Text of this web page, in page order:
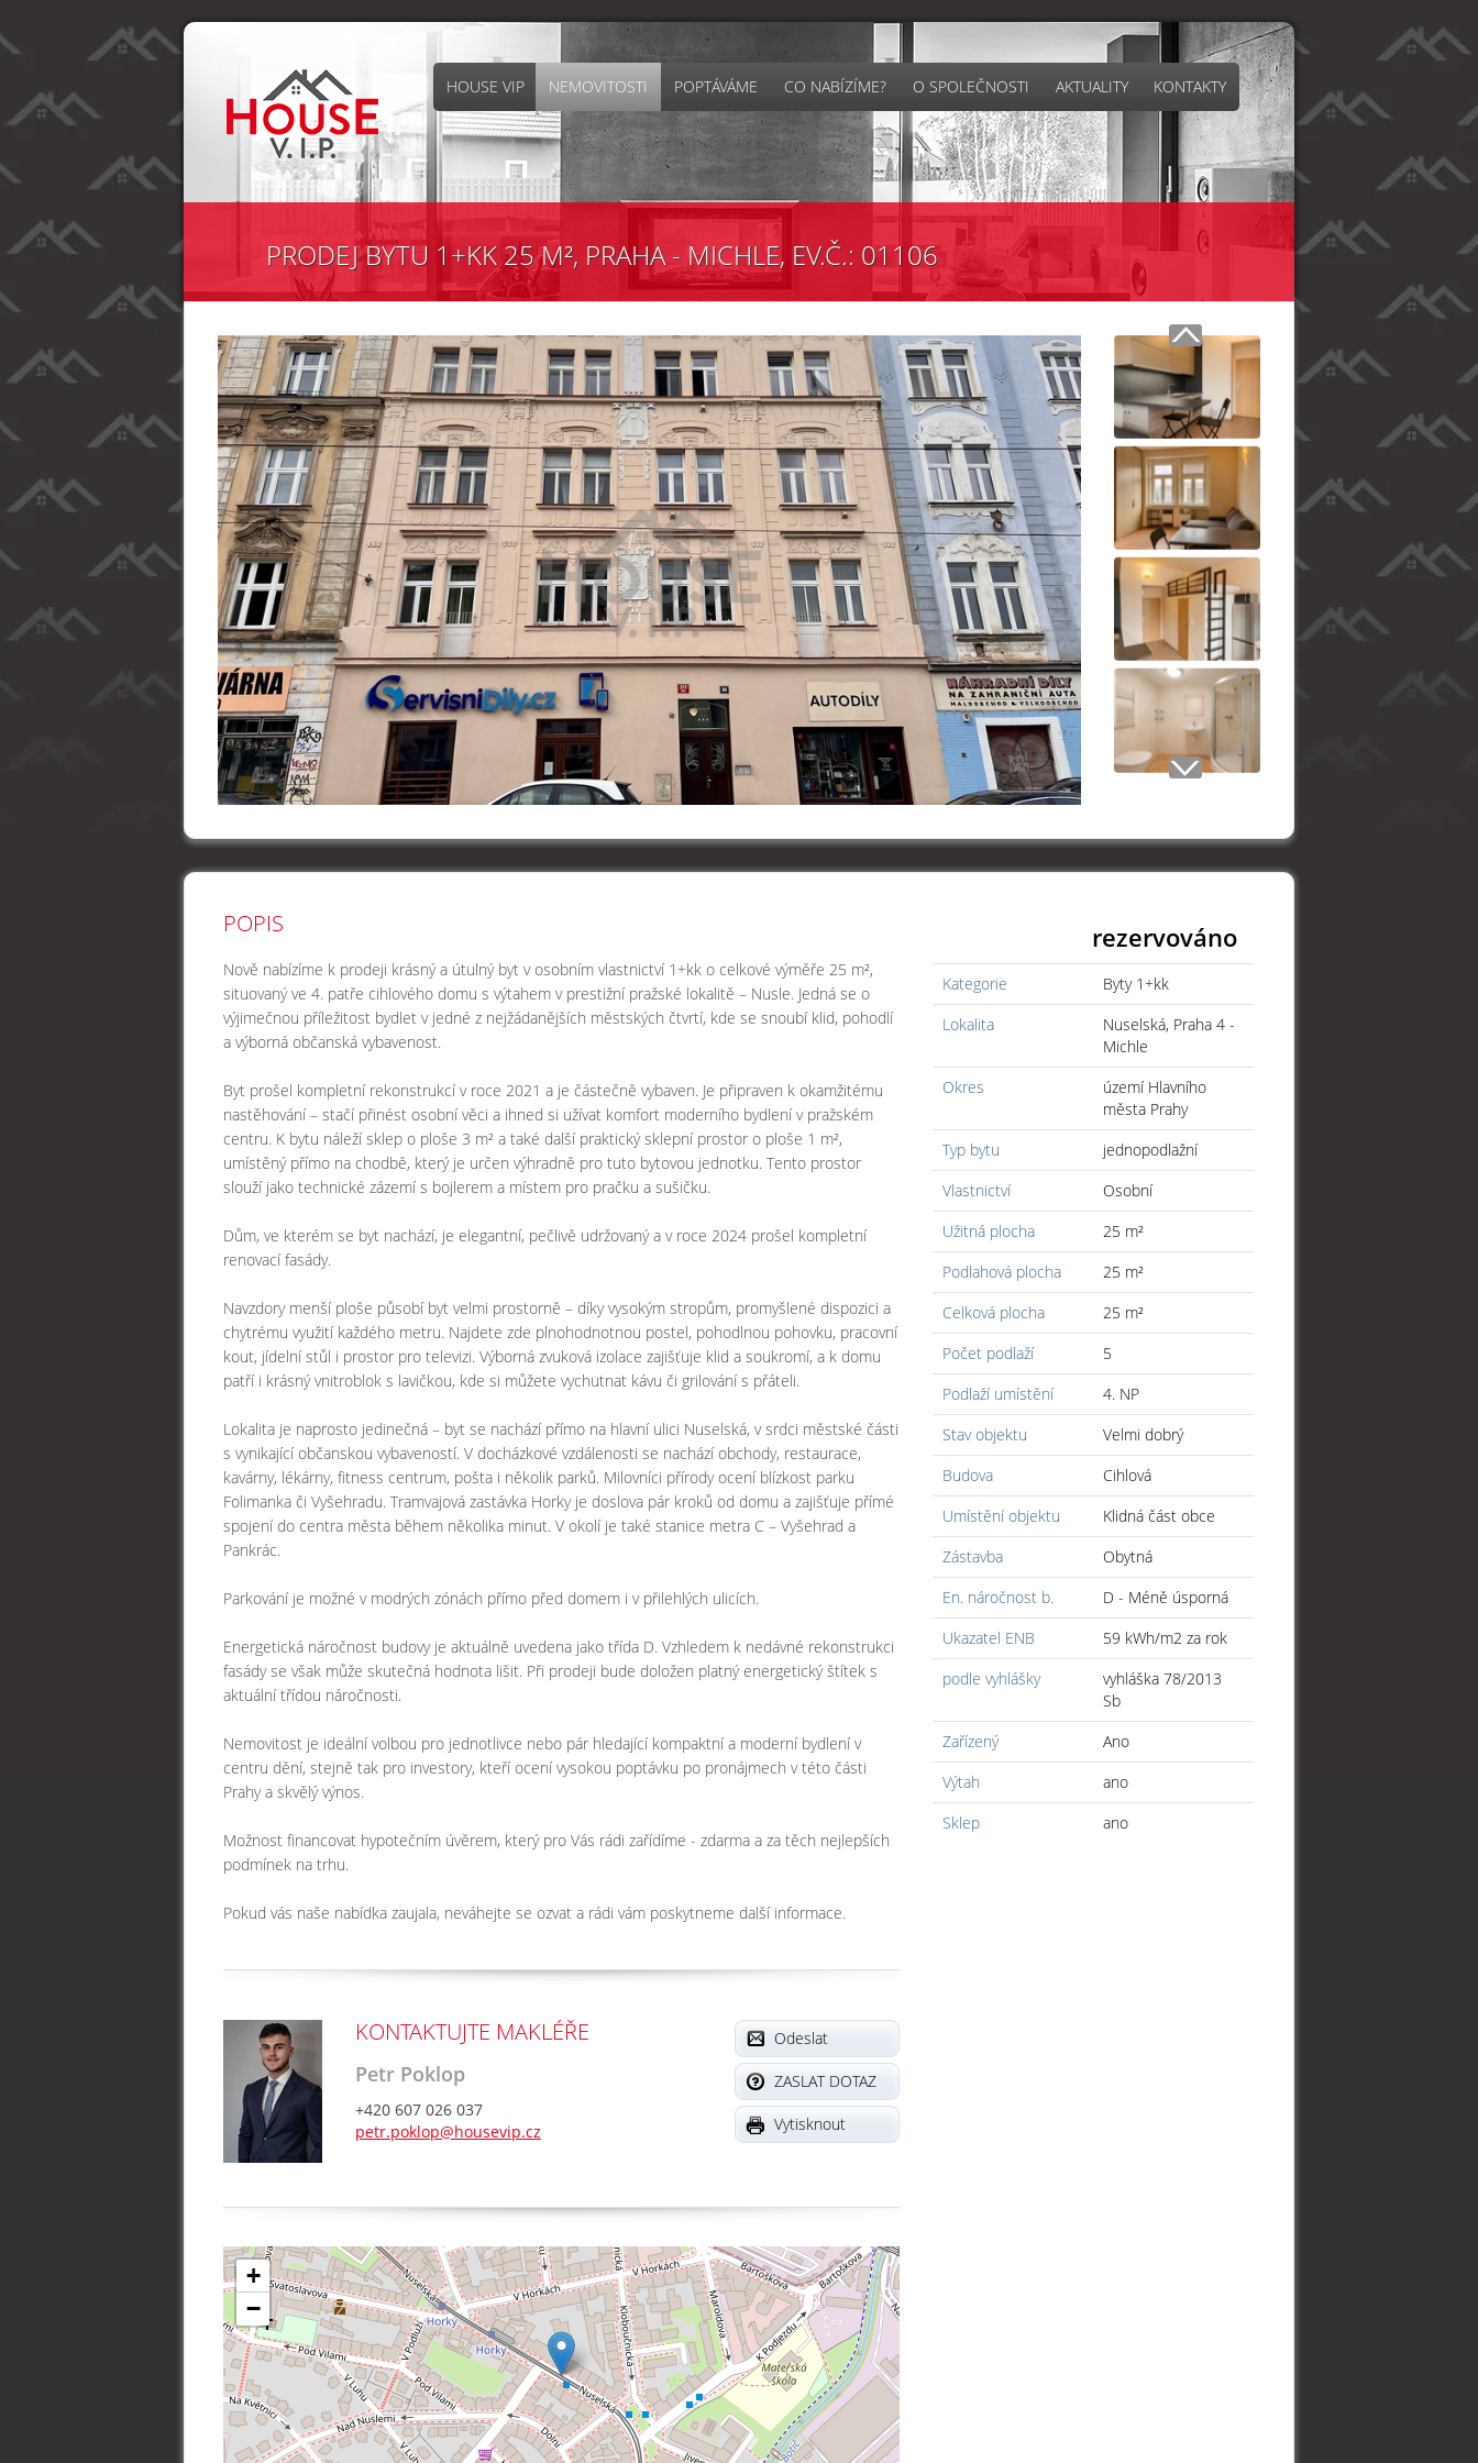
HOUSE VIP NEMOVITOSTI POPTÁVÁME CO NABÍZÍME? O SPOLEČNOSTI AKTUALITY KONTAKTY
PRODEJ BYTU 1+KK 25 M², PRAHA - MICHLE, EV.Č.: 01106
POPIS
Nově nabízíme k prodeji krásný a útulný byt v osobním vlastnictví 1+kk o celkové výměře 25 m²,
situovaný ve 4. patře cihlového domu s výtahem v prestižní pražské lokalitě – Nusle. Jedná se o
výjimečnou příležitost bydlet v jedné z nejžádanějších městských čtvrtí, kde se snoubí klid, pohodlí
a výborná občanská vybavenost.
Byt prošel kompletní rekonstrukcí v roce 2021 a je částečně vybaven. Je připraven k okamžitému
nastěhování – stačí přinést osobní věci a ihned si užívat komfort moderního bydlení v pražském
centru. K bytu náleží sklep o ploše 3 m² a také další praktický sklepní prostor o ploše 1 m²,
umístěný přímo na chodbě, který je určen výhradně pro tuto bytovou jednotku. Tento prostor
slouží jako technické zázemí s bojlerem a místem pro pračku a sušičku.
Dům, ve kterém se byt nachází, je elegantní, pečlivě udržovaný a v roce 2024 prošel kompletní
renovací fasády.
Navzdory menší ploše působí byt velmi prostorně – díky vysokým stropům, promyšlené dispozici a
chytrému využití každého metru. Najdete zde plnohodnotnou postel, pohodlnou pohovku, pracovní
kout, jídelní stůl i prostor pro televizi. Výborná zvuková izolace zajišťuje klid a soukromí, a k domu
patří i krásný vnitroblok s lavičkou, kde si můžete vychutnat kávu či grilování s přáteli.
Lokalita je naprosto jedinečná – byt se nachází přímo na hlavní ulici Nuselská, v srdci městské části
s vynikající občanskou vybaveností. V docházkové vzdálenosti se nachází obchody, restaurace,
kavárny, lékárny, fitness centrum, pošta i několik parků. Milovníci přírody ocení blízkost parku
Folimanka či Vyšehradu. Tramvajová zastávka Horky je doslova pár kroků od domu a zajišťuje přímé
spojení do centra města během několika minut. V okolí je také stanice metra C – Vyšehrad a
Pankrác.
Parkování je možné v modrých zónách přímo před domem i v přilehlých ulicích.
Energetická náročnost budovy je aktuálně uvedena jako třída D. Vzhledem k nedávné rekonstrukci
fasády se však může skutečná hodnota lišit. Při prodeji bude doložen platný energetický štítek s
aktuální třídou náročnosti.
Nemovitost je ideální volbou pro jednotlivce nebo pár hledající kompaktní a moderní bydlení v
centru dění, stejně tak pro investory, kteří ocení vysokou poptávku po pronájmech v této části
Prahy a skvělý výnos.
Možnost financovat hypotečním úvěrem, který pro Vás rádi zařídíme - zdarma a za těch nejlepších
podmínek na trhu.
Pokud vás naše nabídka zaujala, neváhejte se ozvat a rádi vám poskytneme další informace.
KONTAKTUJTE MAKLÉŘE
Petr Poklop
+420 607 026 037
petr.poklop@housevip.cz
Odeslat
ZASLAT DOTAZ
Vytisknout
+
−
rezervováno
Kategorie
Byty 1+kk
Lokalita
Nuselská, Praha 4 -
Michle
Okres
území Hlavního
města Prahy
Typ bytu
jednopodlažní
Vlastnictví
Osobní
Užitná plocha
25 m²
Podlahová plocha
25 m²
Celková plocha
25 m²
Počet podlaží
5
Podlaží umístění
4. NP
Stav objektu
Velmi dobrý
Budova
Cihlová
Umístění objektu
Klidná část obce
Zástavba
Obytná
En. náročnost b.
D - Méně úsporná
Ukazatel ENB
59 kWh/m2 za rok
podle vyhlášky
vyhláška 78/2013
Sb
Zařízený
Ano
Výtah
ano
Sklep
ano